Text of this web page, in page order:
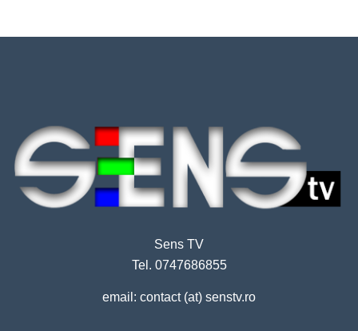
Sens TV
Tel. 0747686855
email: contact (at) senstv.ro